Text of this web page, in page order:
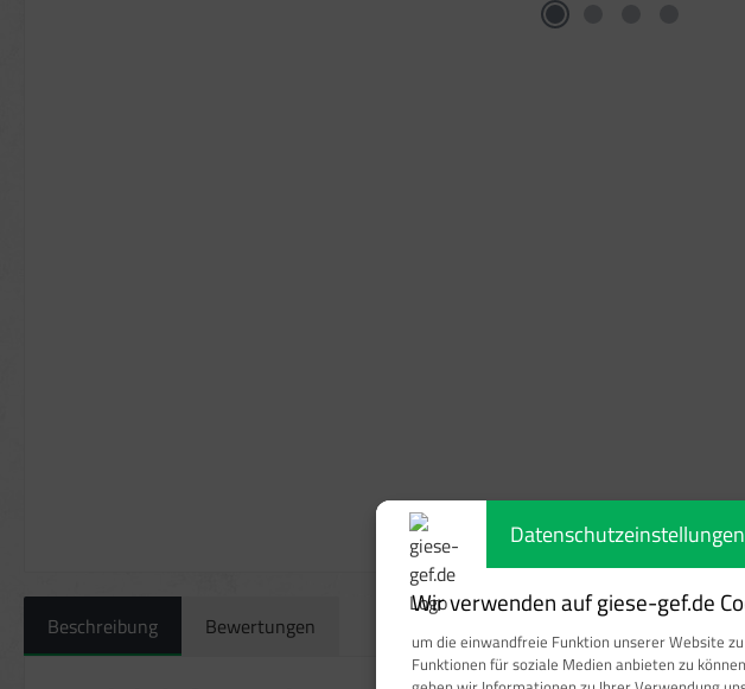
Beschreibung Bewertungen
Datenschutzeinstellungen
Wir verwenden auf giese-gef.de
um die einwandfreie Funktion unserer Website
Funktionen für soziale Medien anbieten zu